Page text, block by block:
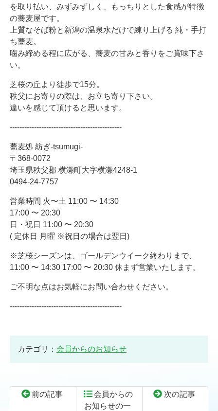
を取り払い、みずみずしく、もっちりとした食感が特徴
の蕎麦屋です。
上質なそば粉と新潟の温泉水だけで練り上げる 純・手打
ち蕎麦。
噛み締める程に広がる、蕎麦の甘みと香りをご賞味下さ
い。
芝桜の丘より徒歩で15分。
秩父にお寄りの際は、お立ち寄り下さい。
違いを感じて頂けると思います。
----------------------------------------------
蕎麦処 紡ぎ-tsumugi-
〒368-0072
埼玉県秩父郡 横瀬町大字横瀬4248-1
0494-24-7757
営業時間 火〜土 11:00 〜 14:30
17:00 〜 20:30
日・祝日 11:00 〜 20:30
( 定休日 月曜 ※祝日の場合は翌日)
※芝桜シーズンは、ゴールデンウイーク終わりまで、
11:00 〜 14:30 17:00 〜 20:30 休まず営業いたします。
ご不明な点はお気軽にお問い合わせください。
----------------------------------------------
カテゴリ： 会員からのお知らせ
前の記事
会員からの
お知らせの一
次の記事